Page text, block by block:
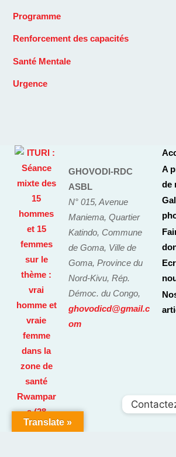
Programme
Renforcement des capacités
Santé Mentale
Urgence
Translate »
GHOVODI-RDC
ASBL
N° 015, Avenue
Maniema, Quartier
Katindo, Commune
de Goma, Ville de
Goma, Province du
Nord-Kivu, Rép.
Démoc. du Congo,
ghovodicd@gmail.c
om
A
de